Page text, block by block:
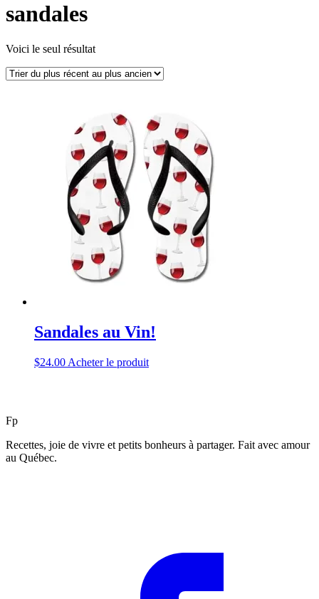
sandales
Voici le seul résultat
Sandales au Vin!
$24.00 Acheter le produit
Fp
Recettes, joie de vivre et petits bonheurs à partager. Fait avec amour
au Québec.